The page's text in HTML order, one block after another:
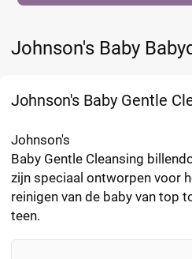
Johnson's Baby
Johnson's Baby Gentle
Johnson's
Baby Gentle Cleansing
zijn speciaal ontworpen voor
reinigen van de baby van top
teen.